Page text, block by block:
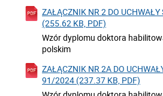
ZAŁĄCZNIK NR 2 DO
(255.62 KB, PDF)
Wzór dyplomu doktora
polskim
ZAŁĄCZNIK NR 2A DO
91/2024 (237.37 KB, PDF)